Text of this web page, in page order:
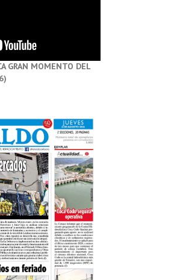
GRAN MOMENTO DEL